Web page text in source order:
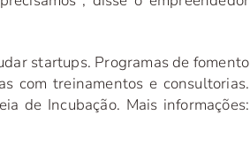
startups. Programas de fomento
com treinamentos e consultorias.
de Incubação. Mais informações: